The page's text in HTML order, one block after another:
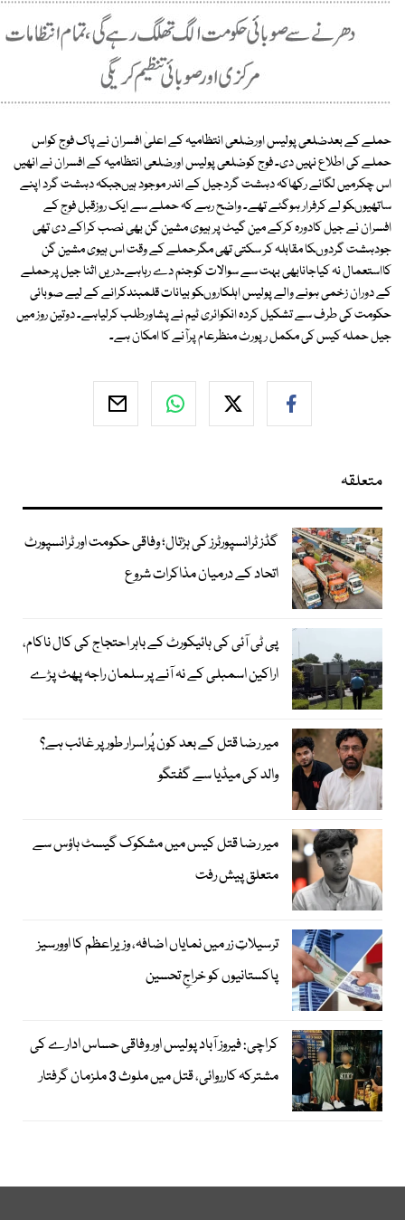
حملے کے بعدضلعی پولیس اورضلعی انتظامیہ کے اعلیٰ افسران نے پاک فوج کواس
حملے کی اطلاع نہیں دی۔ فوج کوضلعی پولیس اورضلعی انتظامیہ کے افسران نے انھیں
اس چکرمیں لگائے رکھاکہ دہشت گردجیل کے اندر موجود ہیںجبکہ دہشت گرد اپنے
ساتھیوںکو لے کرفرار ہوگئے تھے۔ واضح رہے کہ حملے سے ایک روزقبل فوج کے
افسران نے جیل کادورہ کرکے مین گیٹ پر ہیوی مشین گن بھی نصب کراکے دی تھی
جودہشت گردوںکا مقابلہ کر سکتی تھی مگرحملے کے وقت اس ہیوی مشین گن
کااستعمال نہ کیاجانابھی بہت سے سوالات کوجنم دے رہاہے۔دریں اثنا جیل پرحملے
کے دوران زخمی ہونے والے پولیس اہلکاروںکو بیانات قلمبندکرانے کے لیے صوبائی
حکومت کی طرف سے تشکیل کردہ انکوائری ٹیم نے پشاورطلب کرلیاہے۔ دوتین روز میں
جیل حملہ کیس کی مکمل رپورٹ منظرعام پرآنے کا امکان ہے۔
متعلقہ
گڈز ٹرانسپورٹرز کی ہڑتال؛ وفاقی حکومت اور ٹرانسپورٹ
اتحاد کے درمیان مذاکرات شروع
پی ٹی آئی کی ہائیکورٹ کے باہر احتجاج کی کال ناکام،
اراکین اسمبلی کے نہ آنے پر سلمان راجہ پھٹ پڑے
میر رضا قتل کے بعد کون پُراسرار طور پر غائب ہے؟
والد کی میڈیا سے گفتگو
میر رضا قتل کیس میں مشکوک گیسٹ ہاؤس سے
متعلق پیش رفت
ترسیلاتِ زر میں نمایاں اضافہ، وزیراعظم کا اوورسیز
پاکستانیوں کو خراجِ تحسین
کراچی: فیروز آباد پولیس اور وفاقی حساس ادارے کی
مشترکہ کارروائی، قتل میں ملوث 3 ملزمان گرفتار